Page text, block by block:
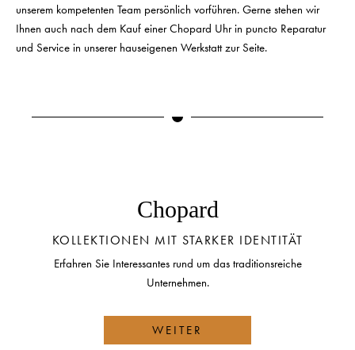
unserem kompetenten Team persönlich vorführen. Gerne stehen wir
Ihnen auch nach dem Kauf einer Chopard Uhr in puncto Reparatur
und Service in unserer hauseigenen Werkstatt zur Seite.
Chopard
KOLLEKTIONEN MIT STARKER IDENTITÄT
Erfahren Sie Interessantes rund um das traditionsreiche
Unternehmen.
WEITER